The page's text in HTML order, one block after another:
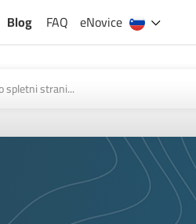
Blog FAQ eNovice